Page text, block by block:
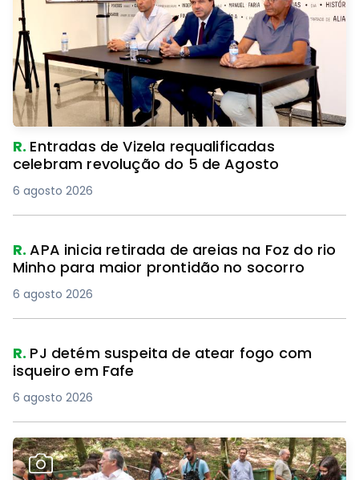
R. Entradas de Vizela requalificadas
celebram revolução do 5 de Agosto
6 agosto 2026
R.APA inicia retirada de areias na Foz do rio
Minho para maior prontidão no socorro
6 agosto 2026
R. PJ detém suspeita de atear fogo com
isqueiro em Fafe
6 agosto 2026